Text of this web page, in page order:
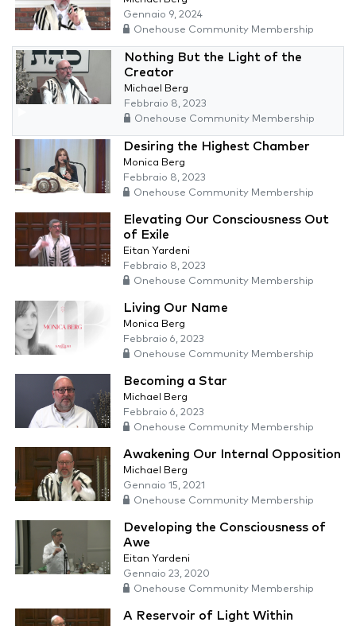
Gennaio 9, 2024
Onehouse Community Membership
Nothing But the Light of the
Creator
Michael Berg
Febbraio 8, 2023
Onehouse Community Membership
Desiring the Highest Chamber
Monica Berg
Febbraio 8, 2023
Onehouse Community Membership
Elevating Our Consciousness Out
of Exile
Eitan Yardeni
Febbraio 8, 2023
Onehouse Community Membership
Living Our Name
Monica Berg
Febbraio 6, 2023
Onehouse Community Membership
Becoming a Star
Michael Berg
Febbraio 6, 2023
Onehouse Community Membership
Awakening Our Internal Opposition
Michael Berg
Gennaio 15, 2021
Onehouse Community Membership
Developing the Consciousness of
Awe
Eitan Yardeni
Gennaio 23, 2020
Onehouse Community Membership
A Reservoir of Light Within